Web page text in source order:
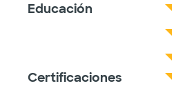
Educación
Certificaciones